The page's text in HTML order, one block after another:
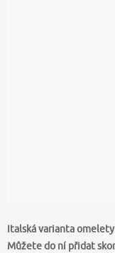
Italská varianta
Můžete do ní přidat